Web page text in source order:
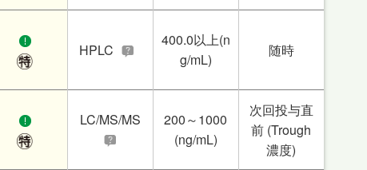
HPLC
400.0以上(n
g/mL)
随時
LC/MS/MS
200～1000
(ng/mL)
次回投与直
前 (Trough
濃度)